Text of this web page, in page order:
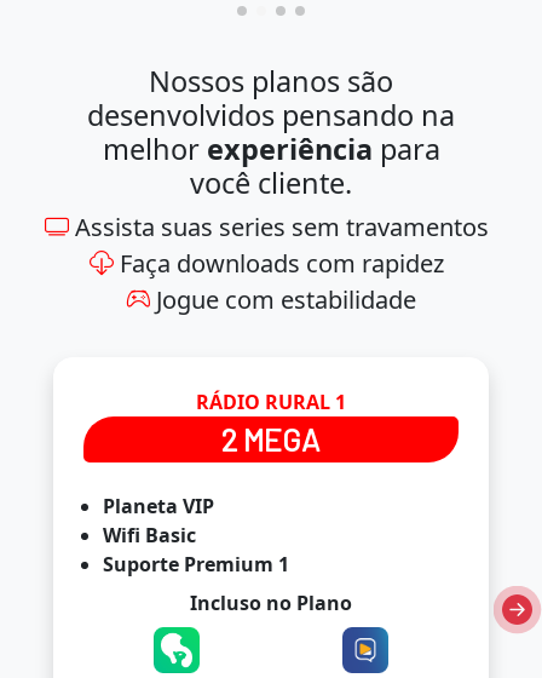
Nossos planos são
desenvolvidos pensando na
melhor experiência para
você cliente.
Assista suas series sem travamentos
Faça downloads com rapidez
Jogue com estabilidade
RÁDIO RURAL 1
2 MEGA
Planeta VIP
Wifi Basic
Suporte Premium 1
Incluso no Plano